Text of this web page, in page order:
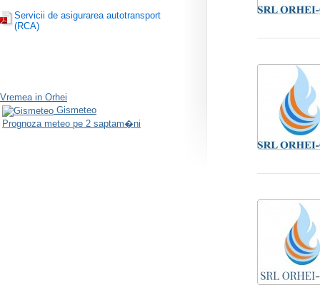
Servicii de asigurarea autotransport
(RCA)
Vremea in Orhei
Gismeteo
Prognoza meteo pe 2 saptam�ni